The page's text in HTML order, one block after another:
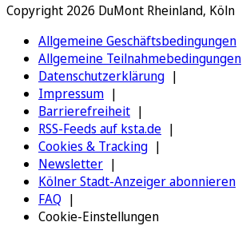
Copyright 2026 DuMont Rheinland, Köln
Allgemeine Geschäftsbedingungen
Allgemeine Teilnahmebedingungen
Datenschutzerklärung
Impressum
Barrierefreiheit
RSS-Feeds auf ksta.de
Cookies & Tracking
Newsletter
Kölner Stadt-Anzeiger abonnieren
FAQ
Cookie-Einstellungen